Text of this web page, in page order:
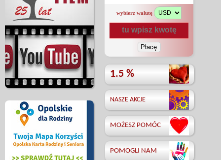
wybierz walutę
1.5 %
NASZE AKCJE
MOŻESZ POMÓC
POMOGLI NAM